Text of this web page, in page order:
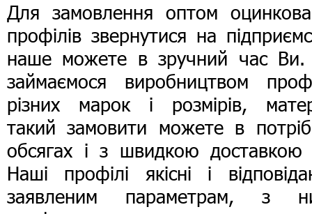
Для замовлення оптом
профілів звернутися на
наше можете в зручний час
займаємося виробництвом
різних марок і розмірів,
такий замовити можете в
обсягах і з швидкою
Наші профілі якісні і
заявленим параметрам, з